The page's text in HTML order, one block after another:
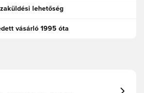
lehetőség
vásárló 1995 óta